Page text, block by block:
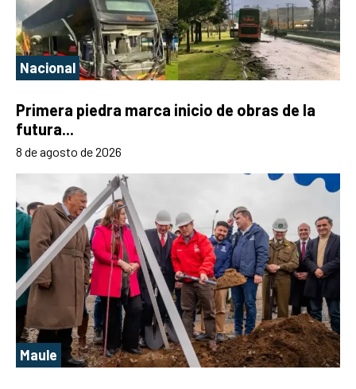
Nacional
Primera piedra marca inicio de obras de la
futura...
8 de agosto de 2026
Maule